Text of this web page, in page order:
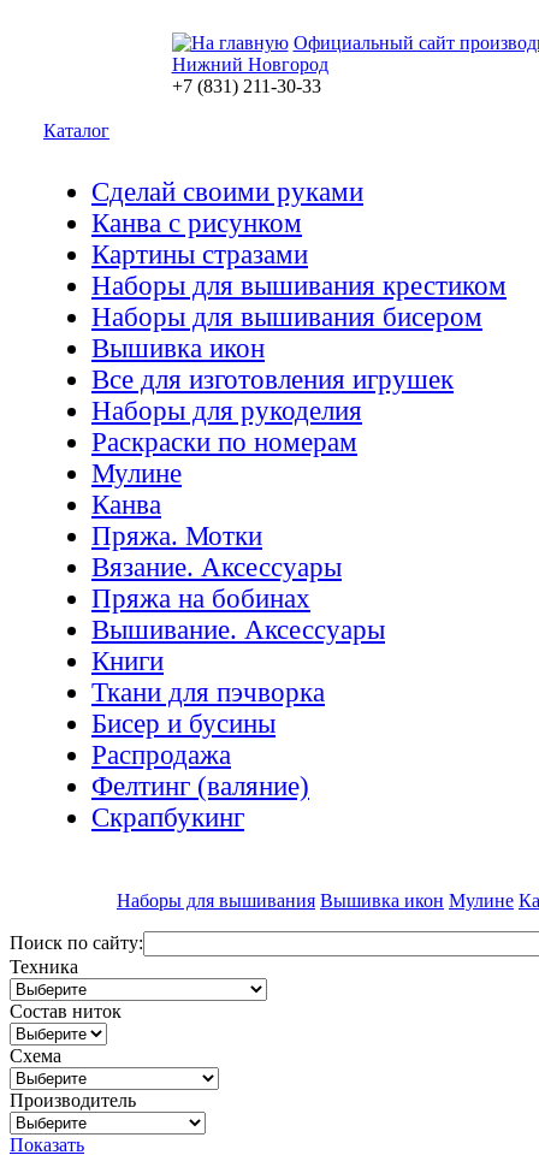
Официальный сайт
Нижний Новгород
+7 (831) 211-30-33
Каталог
Сделай своими руками
Канва с рисунком
Картины стразами
Наборы для вышивания крестиком
Наборы для вышивания бисером
Вышивка икон
Все для изготовления игрушек
Наборы для рукоделия
Раскраски по номерам
Мулине
Канва
Пряжа. Мотки
Вязание. Аксессуары
Пряжа на бобинах
Вышивание. Аксессуары
Книги
Ткани для пэчворка
Бисер и бусины
Распродажа
Фелтинг (валяние)
Скрапбукинг
Наборы для вышивания Вышивка икон Мулине
Поиск по сайту:
Техника
Состав ниток
Схема
Производитель
Показать